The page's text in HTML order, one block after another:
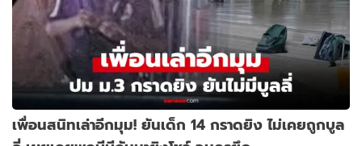
เพื่อนสนิทเล่าอีกมุม! ยันเด็ก 14 กราดยิง ไม่เคยถูกบูล